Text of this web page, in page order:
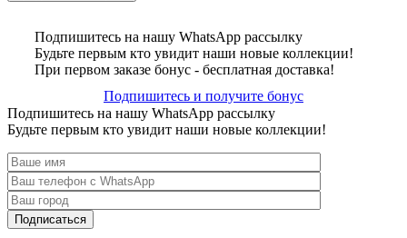
Подпишитесь на нашу WhatsApp рассылку
Будьте первым кто увидит наши новые коллекции!
При первом заказе бонус - бесплатная доставка!
Подпишитесь и получите бонус
Подпишитесь на нашу WhatsApp рассылку
Будьте первым кто увидит наши новые коллекции!